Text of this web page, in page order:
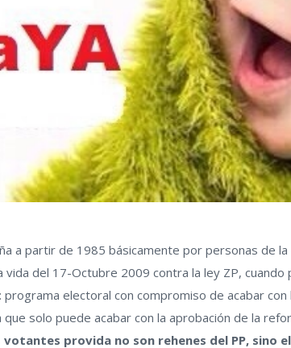
a partir de 1985 básicamente por personas de
del 17-Octubre 2009 contra la ley ZP,
electoral con compromiso de acabar
solo puede acabar con la aprobación de la
votantes provida no son rehenes del PP, sino